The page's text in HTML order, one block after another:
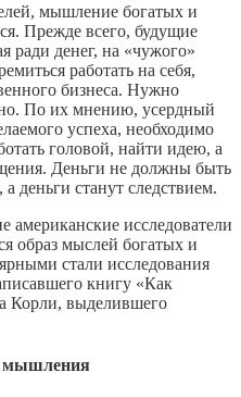
мышление богатых и
Прежде всего, будущие
ради денег, на «чужого»
работать на себя,
бизнеса. Нужно
По их мнению, усердный
успеха, необходимо
головой, найти идею, а
Деньги не должны быть
деньги станут следствием.
американские исследователи
образ мыслей богатых и
стали исследования
книгу «Как
Корли, выделившего
мышления